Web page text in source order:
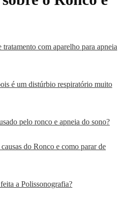
com aparelho para apneia
é um distúrbio respiratório muito
pelo ronco e apneia do sono?
do Ronco e como parar de
a Polissonografia?